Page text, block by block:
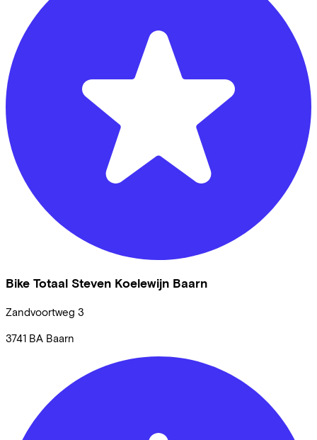
Bike Totaal Steven Koelewijn Baarn
Zandvoortweg 3
3741 BA Baarn